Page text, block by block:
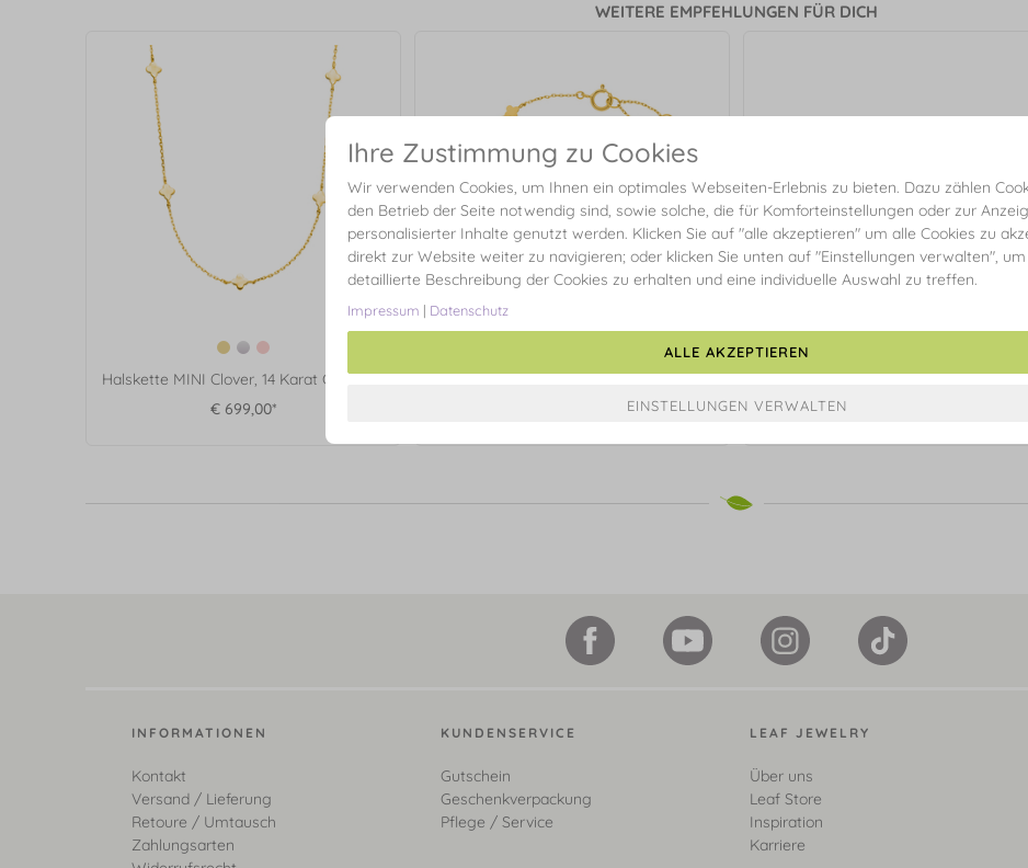
WEITERE EMPFEHLUNGEN FÜR DICH
Halskette MINI Clover, 14 Karat Gelbgold
€ 699,00*
Armkette MINI Clover, 14 Karat Gelbgold
Ohrstecker Clover, 14 Karat Gelbgold
€ 249,00*
INFORMATIONEN
Kontakt
Versand / Lieferung
Retoure / Umtausch
Zahlungsarten
KUNDENSERVICE
Gutschein
Geschenkverpackung
Pflege / Service
LEAF JEWELRY
Über uns
Leaf Store
Inspiration
Karriere
Ihre Zustimmung zu Cookies
Wir verwenden Cookies, um Ihnen ein optimales Webseiten-Erlebnis zu bieten. Dazu zählen
den Betrieb der Seite notwendig sind, sowie solche, die für Komforteinstellungen oder zur
personalisierter Inhalte genutzt werden. Klicken Sie auf "alle akzeptieren" um alle Cookies zu
direkt zur Website weiter zu navigieren; oder klicken Sie unten auf "Einstellungen verwalten",
detaillierte Beschreibung der Cookies zu erhalten und eine individuelle Auswahl zu treffen.
Impressum | Datenschutz
ALLE AKZEPTIEREN